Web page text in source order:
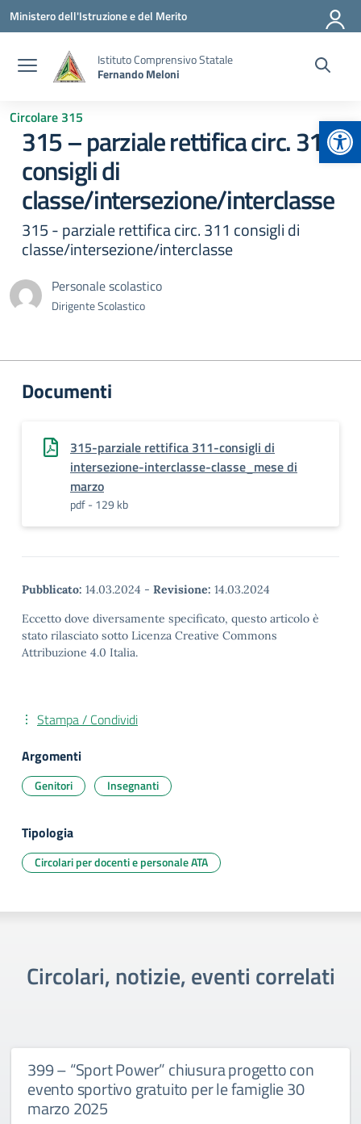
Vai ai contenuti
Vai al menu di navigazione
Vai al footer
Ministero dell'Istruzione e del Merito
Istituto Comprensivo Statale
Fernando Meloni
Circolare 315
315 – parziale rettifica circ. 311
consigli di
classe/intersezione/interclasse
315 - parziale rettifica circ. 311 consigli di
classe/intersezione/interclasse
Personale scolastico
Dirigente Scolastico
Documenti
315-parziale rettifica 311-consigli di
intersezione-interclasse-classe_mese di
marzo
pdf - 129 kb
Pubblicato: 14.03.2024 - Revisione: 14.03.2024
Eccetto dove diversamente specificato, questo articolo è
stato rilasciato sotto Licenza Creative Commons
Attribuzione 4.0 Italia.
Stampa / Condividi
Argomenti
Genitori Insegnanti
Tipologia
Circolari per docenti e personale ATA
Circolari, notizie, eventi correlati
399 – “Sport Power” chiusura progetto con
evento sportivo gratuito per le famiglie 30
marzo 2025